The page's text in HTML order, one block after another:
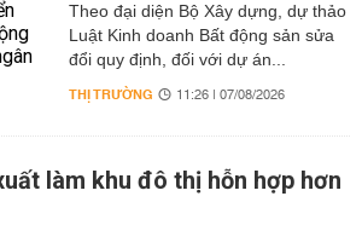
Theo đại diện Bộ Xây dựng, dự thảo
Luật Kinh doanh Bất động sản sửa
đổi quy định, đối với dự án...
THỊ TRƯỜNG 11:26 | 07/08/2026
làm khu đô thị hỗn hợp hơn